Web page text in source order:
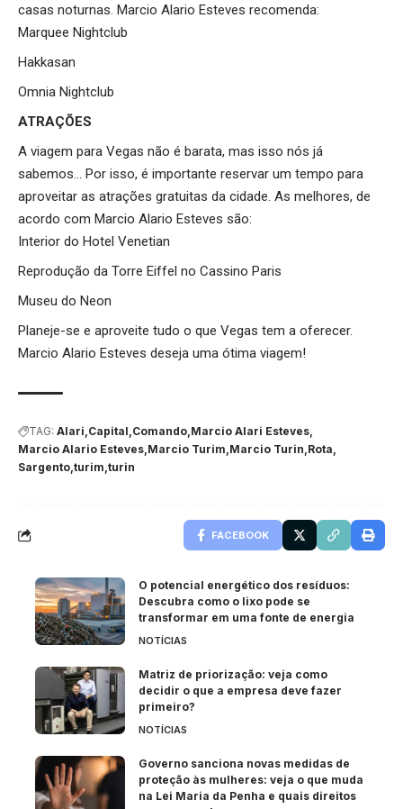
casas noturnas. Marcio Alario Esteves recomenda:
Marquee Nightclub
Hakkasan
Omnia Nightclub
ATRAÇÕES
A viagem para Vegas não é barata, mas isso nós já
sabemos… Por isso, é importante reservar um tempo para
aproveitar as atrações gratuitas da cidade. As melhores, de
acordo com Marcio Alario Esteves são:
Interior do Hotel Venetian
Reprodução da Torre Eiffel no Cassino Paris
Museu do Neon
Planeje-se e aproveite tudo o que Vegas tem a oferecer.
Marcio Alario Esteves deseja uma ótima viagem!
TAG: Alari Capital Comando Marcio Alari Esteves
Marcio Alario Esteves Marcio Turim Marcio Turin Rota
Sargento turim turin
FACEBOOK
O potencial energético dos resíduos:
Descubra como o lixo pode se
transformar em uma fonte de energia
NOTÍCIAS
Matriz de priorização: veja como
decidir o que a empresa deve fazer
primeiro?
NOTÍCIAS
Governo sanciona novas medidas de
proteção às mulheres: veja o que muda
na Lei Maria da Penha e quais direitos